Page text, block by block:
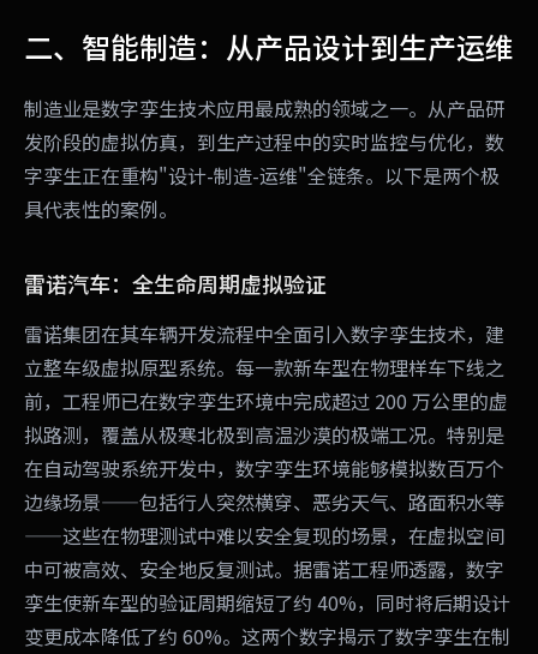
二、智能制造：从产品设计到生产运维
制造业是数字孪生技术应用最成熟的领域之一。从产品研
发阶段的虚拟仿真，到生产过程中的实时监控与优化，数
字孪生正在重构"设计-制造-运维"全链条。以下是两个极
具代表性的案例。
雷诺汽车：全生命周期虚拟验证
雷诺集团在其车辆开发流程中全面引入数字孪生技术，建
立整车级虚拟原型系统。每一款新车型在物理样车下线之
前，工程师已在数字孪生环境中完成超过 200 万公里的虚
拟路测，覆盖从极寒北极到高温沙漠的极端工况。特别是
在自动驾驶系统开发中，数字孪生环境能够模拟数百万个
边缘场景——包括行人突然横穿、恶劣天气、路面积水等
——这些在物理测试中难以安全复现的场景，在虚拟空间
中可被高效、安全地反复测试。据雷诺工程师透露，数字
孪生使新车型的验证周期缩短了约 40%，同时将后期设计
变更成本降低了约 60%。这两个数字揭示了数字孪生在制